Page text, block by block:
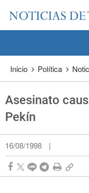
Pase a contenido
Inicio Política
Asesinato
Pekín
16/08/1998 |